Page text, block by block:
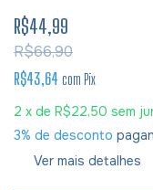
R$44,99
R$66,90
R$43,64 com Pix
2 x de R$22,50 sem
3% de desconto
Ver mais detalhes